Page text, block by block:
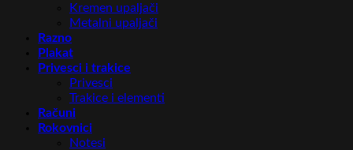
Kremen upaljači
Metalni upaljači
Razno
Plakat
Privesci i trakice
Privesci
Trakice i elementi
Računi
Rokovnici
Notesi